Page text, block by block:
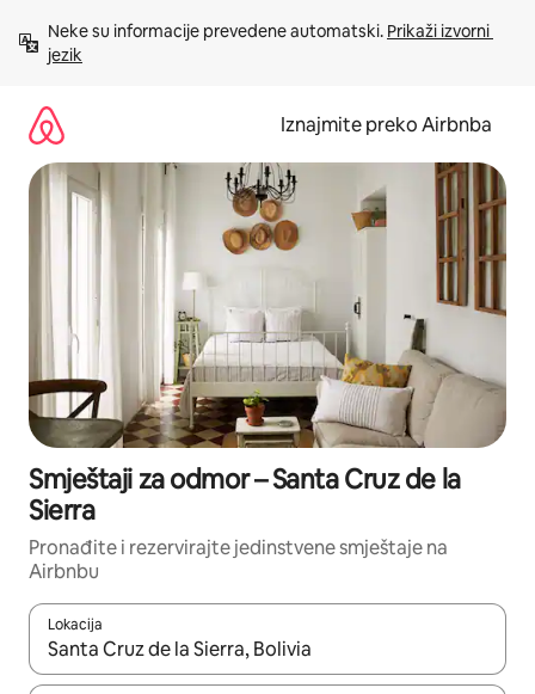
sadržaj
Neke su informacije prevedene automatski. Prikaži izvorni
jezik
Iznajmite preko Airbnba
Smještaji za odmor – Santa Cruz de la
Sierra
Pronađite i rezervirajte jedinstvene smještaje na
Airbnbu
Lokacija
Kada budu dostupni rezultati, moći ćete ih pregledati